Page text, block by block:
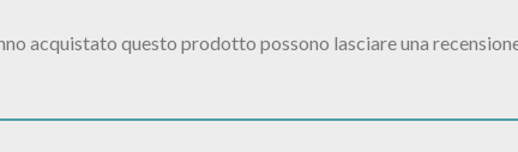
acquistato questo prodotto possono lasciare una